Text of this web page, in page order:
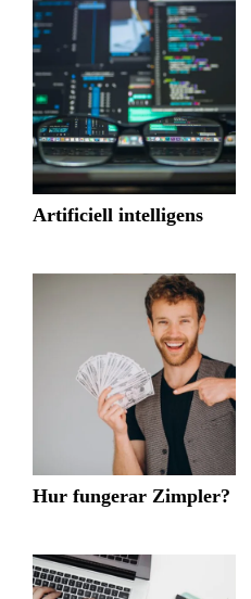
Artificiell intelligens
Hur fungerar Zimpler?